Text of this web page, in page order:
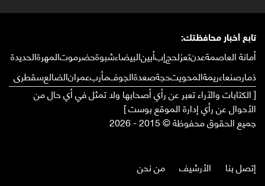
تابع أخبار محافظتك:
أمانة العاصمةعدنتعزلحجإبأبينالبيضاءشبوةحضرموتالمهرةالحديدة
ذمارصنعاءريمةالمحويتحجةصعدةالجوفمأربعمرانالضالعسقطرى
[ الكتابات والآراء تعبر عن رأي أصحابها ولا تمثل في أي حال من
الأحوال عن رأي إدارة الموقع بوست ]
جميع الحقوق محفوظة © 2015 - 2026
إتصل بنا الأرشيف من نحن